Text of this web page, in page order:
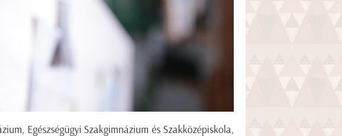
Egészségügyi Szakgimnázium és Szakközépiskola,